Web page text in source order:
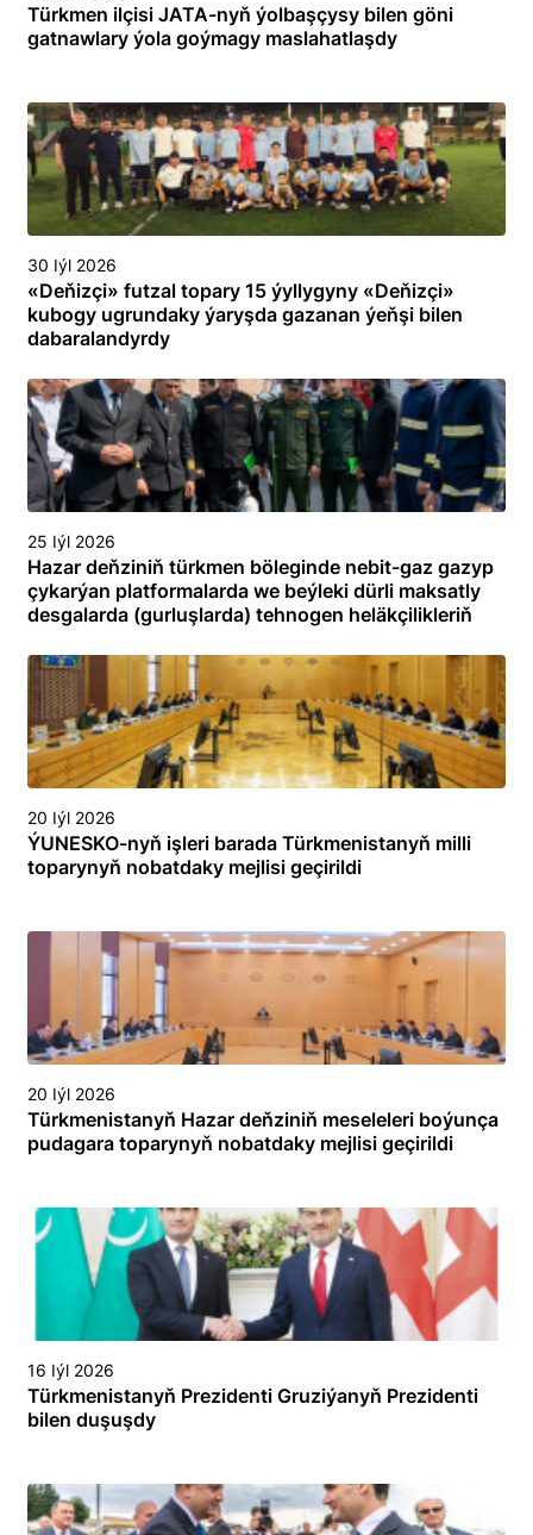
Türkmen ilçisi JATA-nyň ýolbaşçysy bilen göni
gatnawlary ýola goýmagy maslahatlaşdy
30 Iýl 2026
«Deňizçi» futzal topary 15 ýyllygyny «Deňizçi»
kubogy ugrundaky ýaryşda gazanan ýeňşi bilen
dabaralandyrdy
25 Iýl 2026
Hazar deňziniň türkmen böleginde nebit-gaz gazyp
çykarýan platformalarda we beýleki dürli maksatly
desgalarda (gurluşlarda) tehnogen heläkçilikleriň
toplumlaýyn türgenleşik okuwy
20 Iýl 2026
ÝUNESKO-nyň işleri barada Türkmenistanyň milli
toparynyň nobatdaky mejlisi geçirildi
20 Iýl 2026
Türkmenistanyň Hazar deňziniň meseleleri boýunça
pudagara toparynyň nobatdaky mejlisi geçirildi
16 Iýl 2026
Türkmenistanyň Prezidenti Gruziýanyň Prezidenti
bilen duşuşdy